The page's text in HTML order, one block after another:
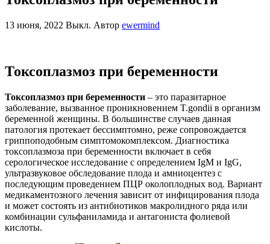
13 июня, 2022 Выкл. Автор ewermind
Токсоплазмоз при беременности
Токсоплазмоз при беременности – это паразитарное
заболевание, вызванное проникновением T.gondii в организм
беременной женщины. В большинстве случаев данная
патология протекает бессимптомно, реже сопровождается
гриппоподобным симптомокомплексом. Диагностика
токсоплазмоза при беременности включает в себя
серологическое исследование с определением IgM и IgG,
ультразвуковое обследование плода и амниоцентез с
последующим проведением ПЦР околоплодных вод. Вариант
медикаментозного лечения зависит от инфицирования плода
и может состоять из антибиотиков макролидного ряда или
комбинации сульфаниламида и антагониста фолиевой
кислоты.